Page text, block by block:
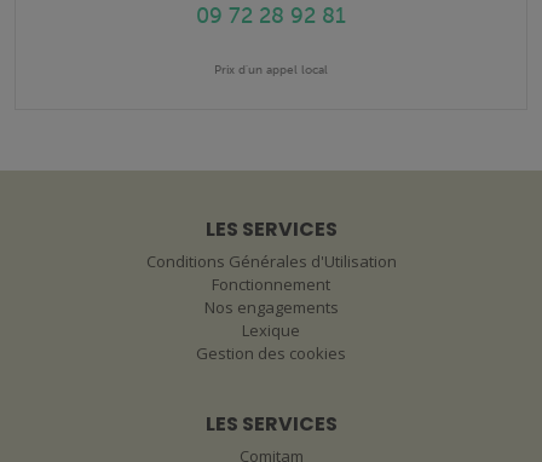
09 72 28 92 81
Prix d'un appel local
LES SERVICES
Conditions Générales d'Utilisation
Fonctionnement
Nos engagements
Lexique
Gestion des cookies
LES SERVICES
Comitam